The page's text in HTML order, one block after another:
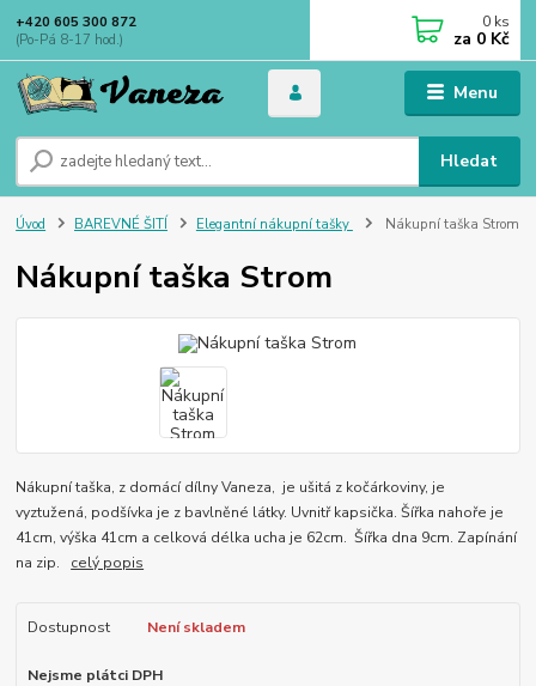
Menu
Hledat
+420 605 300 872
(Po-Pá 8-17 hod.)
0 ks
za 0 Kč
Úvod BAREVNÉ ŠITÍ Elegantní nákupní tašky Nákupní taška Strom
Nákupní taška Strom
Nákupní taška, z domácí dílny Vaneza, je ušitá z kočárkoviny, je
vyztužená, podšívka je z bavlněné látky. Uvnitř kapsička. Šířka nahoře je
41cm, výška 41cm a celková délka ucha je 62cm. Šířka dna 9cm. Zapínání
na zip. celý popis
Dostupnost Není skladem
Nejsme plátci DPH